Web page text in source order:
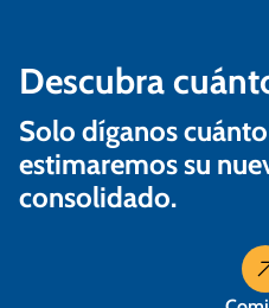
Descubra
Solo díganos
estimaremos su
consolidado.